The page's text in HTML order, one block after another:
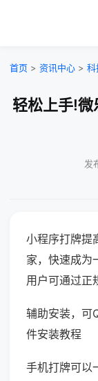
首页 > 资讯中心 > 科
轻松上手!微
发
小程序打牌提
家，快速成为
用户可通过正
辅助安装，可
件安装教程
手机打牌可以